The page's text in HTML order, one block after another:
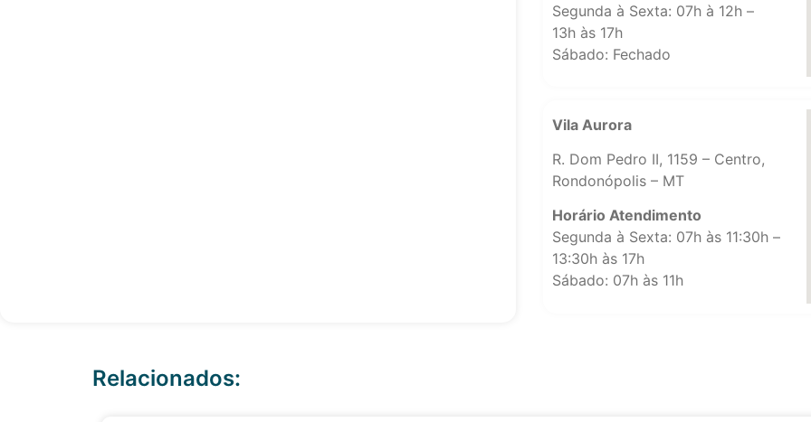
Segunda à Sexta: 07h à 12h –
13h às 17h
Sábado: Fechado
Vila Aurora
R. Dom Pedro II, 1159 – Centro,
Rondonópolis – MT
Horário Atendimento
Segunda à Sexta: 07h às 11:30h –
13:30h às 17h
Sábado: 07h às 11h
Relacionados: